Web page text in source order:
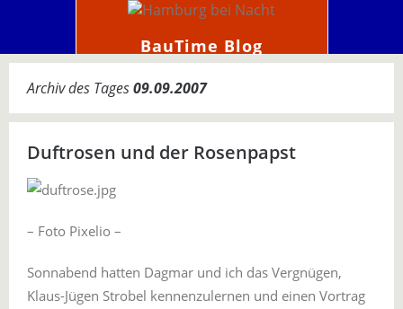
BauTime Blog
Archiv des Tages09.09.2007
Duftrosen und der Rosenpapst
– Foto Pixelio –
Sonnabend hatten Dagmar und ich das Vergnügen,
Klaus-Jügen Strobel kennenzulernen und einen Vortrag